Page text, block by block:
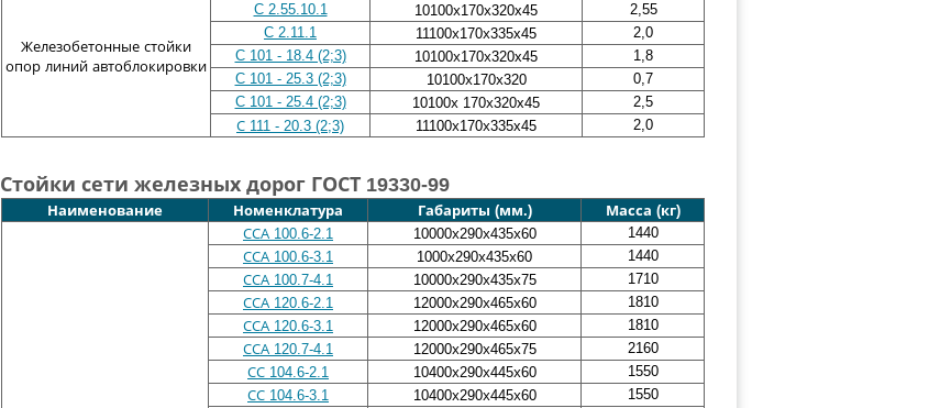
Железобетонные стойки
опор линий автоблокировки
C 2.55.10.1
10100х170х320x45
2,55
C 2.11.1
11100х170х335x45
2,0
C 101 - 18.4 (2;3)
10100х170х320x45
1,8
C 101 - 25.3 (2;3)
10100х170х320
0,7
C 101 - 25.4 (2;3)
10100х 170х320x45
2,5
С 111 - 20.3 (2;3)
11100х170х335x45 2,0
Стойки сети железных дорог ГОСТ 19330-99
Наименование Номенклатура Габариты (мм.) Масса (кг)
ССА 100.6-2.1 10000х290х435х60
1440
ССА 100.6-3.1
1000х290х435х60
1440
ССА 100.7-4.1
10000х290х435х75
1710
ССА 120.6-2.1
12000х290х465х60
1810
ССА 120.6-3.1
12000х290х465х60
1810
ССА 120.7-4.1
12000х290х465х75
2160
СС 104.6-2.1
10400х290х445х60
1550
СС 104.6-3.1
10400х290х445х60
1550